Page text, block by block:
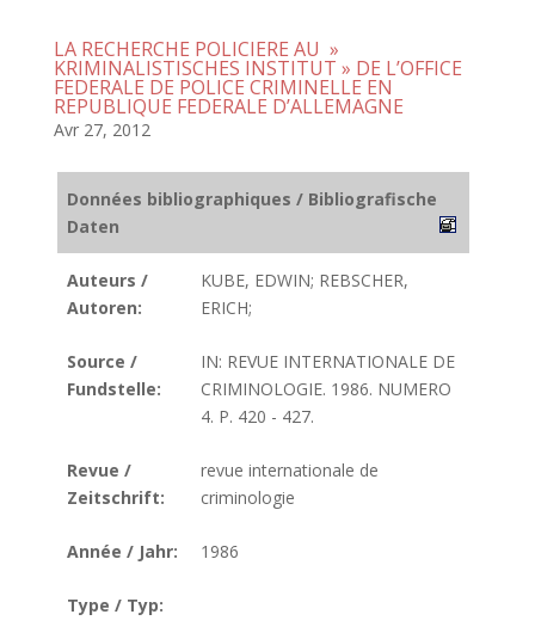
LA RECHERCHE POLICIERE AU »
KRIMINALISTISCHES INSTITUT » DE L’OFFICE
FEDERALE DE POLICE CRIMINELLE EN
REPUBLIQUE FEDERALE D’ALLEMAGNE
Avr 27, 2012
Données bibliographiques / Bibliografische
Daten
Auteurs /
Autoren:
KUBE, EDWIN; REBSCHER,
ERICH;
Source /
Fundstelle:
IN: REVUE INTERNATIONALE DE
CRIMINOLOGIE. 1986. NUMERO
4. P. 420 - 427.
Revue /
Zeitschrift:
revue internationale de
criminologie
Année / Jahr: 1986
Type / Typ: